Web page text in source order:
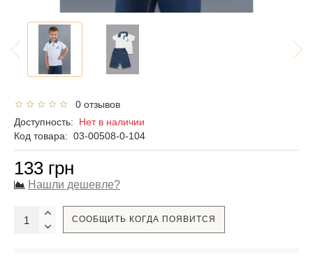
0 отзывов
Доступность: Нет в наличии
Код товара: 03-00508-0-104
133 грн
Нашли дешевле?
СООБЩИТЬ КОГДА ПОЯВИТСЯ